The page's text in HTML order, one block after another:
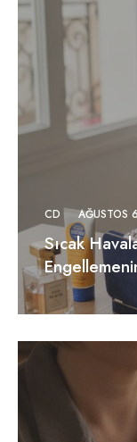
CD AĞUSTOS
Sıcak